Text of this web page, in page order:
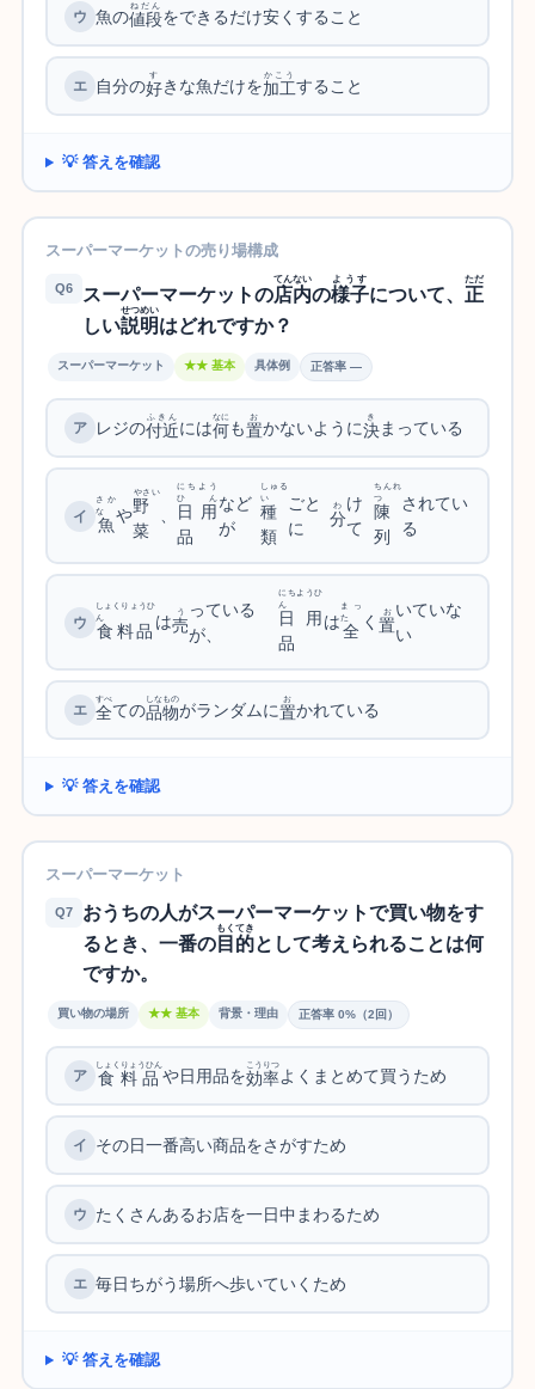
魚の値段
ねだん
をできるだけ安くすること
自分の好
す
きな魚だけを加工
かこう
すること
💡 答えを確認
スーパーマーケットの売り場構成
Q6 スーパーマーケットの店内
てんない
の様子
ようす
について、 正
ただ
しい説明
せつめい
はどれですか？
スーパーマーケット ★★ 基本 具体例 正答率 —
レジの付近
ふきん
には何
なに
も置
お
かないように決
き
まっている
魚
さか
な
や野
菜
やさい
、 日用
品
にちよう
ひん
など
が
種
類
しゅる
い
ごと
に
分
わ
け
て
陳
列
ちんれ
つ
されてい
る
食料品
しょくりょうひ
ん
は売
う
っている
が、
日用
品
にちようひ
ん
は全
まっ
た
く置
お いていな
い
全
すべ
ての品物
しなもの
がランダムに置
お
かれている
💡 答えを確認
スーパーマーケット
Q7
おうちの人がスーパーマーケットで買い物をす
るとき、一番の目的
もくてき
として考えられることは何
ですか。
買い物の場所 ★★ 基本 背景・理由 正答率 0%（2回）
食料品
しょくりょうひん
や日用品を効率
こうりつ
よくまとめて買うため
その日一番高い商品をさがすため
たくさんあるお店を一日中まわるため
毎日ちがう場所へ歩いていくため
💡 答えを確認